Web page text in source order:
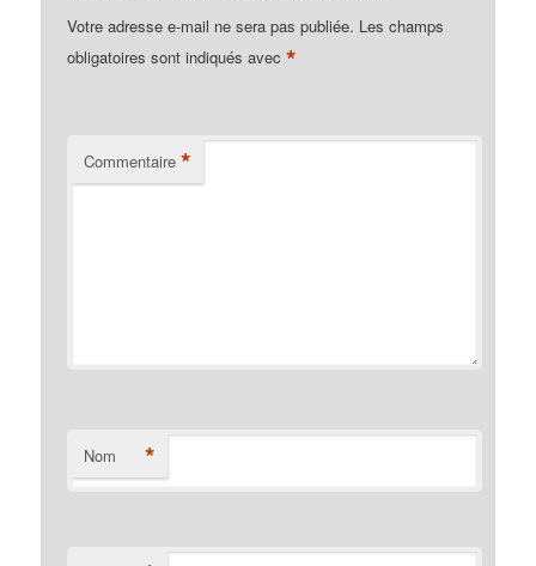
Votre adresse e-mail ne sera pas publiée. Les champs
obligatoires sont indiqués avec*
Commentaire *
Nom *